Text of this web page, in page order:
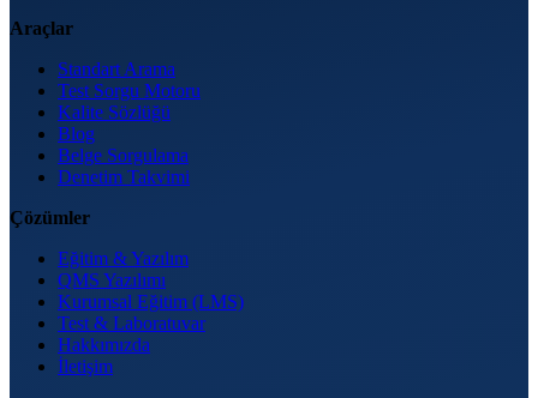
Araçlar
Standart Arama
Test Sorgu Motoru
Kalite Sözlüğü
Blog
Belge Sorgulama
Denetim Takvimi
Çözümler
Eğitim & Yazılım
QMS Yazılımı
Kurumsal Eğitim (LMS)
Test & Laboratuvar
Hakkımızda
İletişim